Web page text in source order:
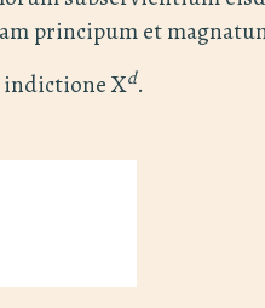
principum et
Xd.